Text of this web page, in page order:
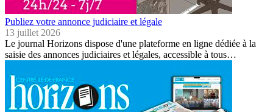
Publiez votre annonce judiciaire et légale
13 juillet 2026
Le journal Horizons dispose d'une plateforme en ligne dédiée à la
saisie des annonces judiciaires et légales, accessible à tous…